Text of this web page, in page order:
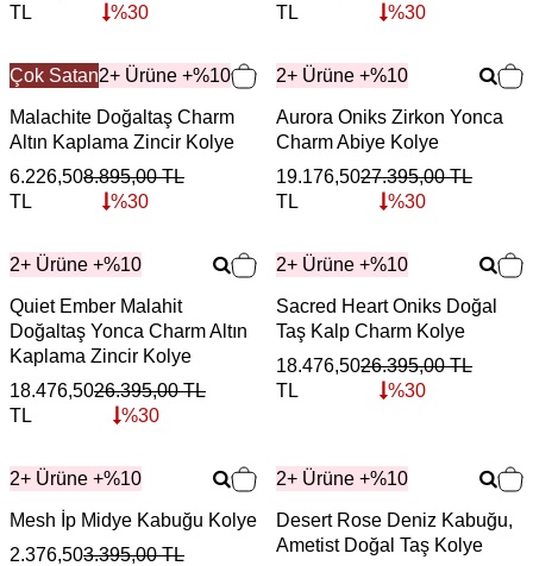
TL
%30
TL
%30
Çok Satan2+ Ürüne +%10
Malachite Doğaltaş Charm
Altın Kaplama Zincir Kolye
6.226,50
TL
8.895,00TL
%30
2+ Ürüne +%10
Aurora Oniks Zirkon Yonca
Charm Abiye Kolye
19.176,50
TL
27.395,00TL
%30
2+ Ürüne +%10
Quiet Ember Malahit
Doğaltaş Yonca Charm Altın
Kaplama Zincir Kolye
18.476,50
TL
26.395,00TL
%30
2+ Ürüne +%10
Sacred Heart Oniks Doğal
Taş Kalp Charm Kolye
18.476,50
TL
26.395,00TL
%30
2+ Ürüne +%10
Mesh İp Midye Kabuğu Kolye
2.376,503.395,00TL
2+ Ürüne +%10
Desert Rose Deniz Kabuğu,
Ametist Doğal Taş Kolye